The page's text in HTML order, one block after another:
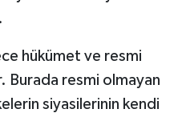
hükümet ve resmi
resmi olmayan
siyasilerinin kendi